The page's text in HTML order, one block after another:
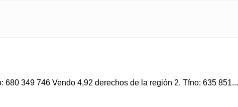
349 746 Vendo 4,92 derechos de la región 2. Tfno: 635 851...